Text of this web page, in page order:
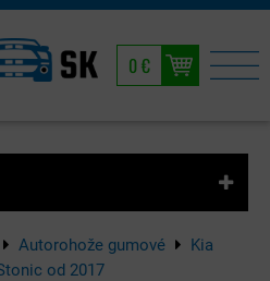
0 €
Autorohože gumové
Kia
od 2017